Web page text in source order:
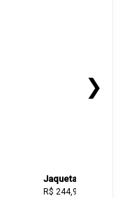
Jaqueta com
R$ 244,93
❯